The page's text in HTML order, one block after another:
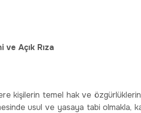
Açık Rıza
kişilerin temel hak ve
usul ve yasaya tabi olmakla,